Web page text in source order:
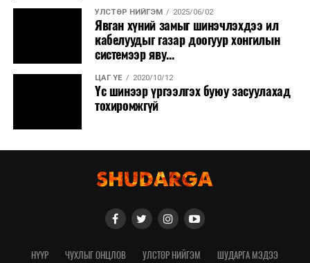
УЛСТӨР НИЙГЭМ 2025/06/02
Явган хүний замыг шинэчлэхдээ ил
кабелуудыг газар доогуур хонгилын
системээр яву...
ЦАГ ҮЕ 2020/10/12
Үс шинээр үргээлгэх буюу засуулахад
тохиромжгүй
НҮҮР ЧУХЛЫГ ОНЦЛОВ УЛСТӨР НИЙГЭМ ШУДАРГА МЭДЭЭ